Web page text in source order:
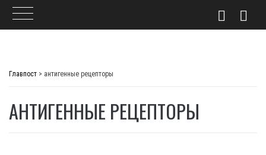
Главпост > антигенные рецепторы
АНТИГЕННЫЕ РЕЦЕПТОРЫ